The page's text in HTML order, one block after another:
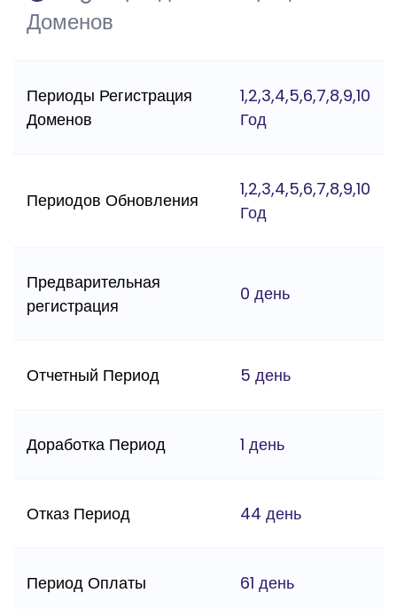
Доменов
Периоды Регистрация
Доменов
1,2,3,4,5,6,7,8,9,10
Год
Периодов Обновления
1,2,3,4,5,6,7,8,9,10
Год
Предварительная
регистрация
0 день
Отчетный Период 5 день
Доработка Период 1 день
Отказ Период 44 день
Период Оплаты 61 день